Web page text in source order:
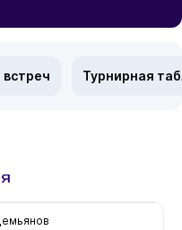
Турнирная